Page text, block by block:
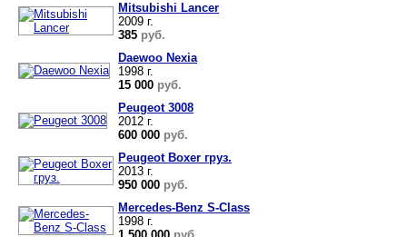
Mitsubishi Lancer
2009 г.
385 руб.
Daewoo Nexia
1998 г.
15 000 руб.
Peugeot 3008
2012 г.
600 000 руб.
Peugeot Boxer груз.
2013 г.
950 000 руб.
Mercedes-Benz S-Class
1998 г.